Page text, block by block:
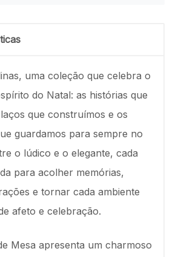
uma coleção que celebra o
do Natal: as histórias que
que construímos e os
guardamos para sempre no
o lúdico e o elegante, cada
para acolher memórias,
e tornar cada ambiente
afeto e celebração.
Mesa apresenta um charmoso